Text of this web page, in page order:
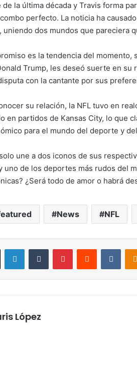
la última década y Travis forma
perfecto. La noticia ha
uniendo dos mundos que pareciera
es la tendencia del
Trump, les deseó suerte en su
con la cantante por sus
su relación, la NFL tuvo en
en partidos de Kansas City, lo que
para el mundo del deporte y
une a dos iconos de sus
uno de los deportes más rudos del
¿Será todo de amor o habrá
News NFL
X LinkedInTumblr PinterestReddit
López